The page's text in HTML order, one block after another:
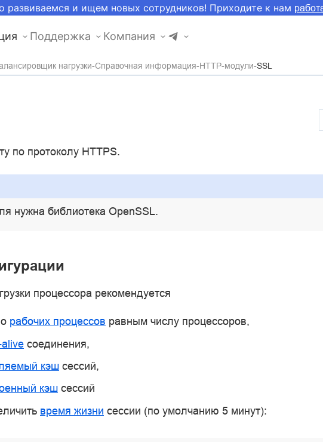
развиваемся и ищем новых сотрудников! Приходите к нам
Поддержка Компания
нагрузки Справочная информация HTTP-модули SSL
по протоколу HTTPS.
нужна библиотека OpenSSL.
процессора рекомендуется
рабочих процессов равным числу процессоров,
соединения,
кэш сессий,
кэш сессий
время жизни сессии (по умолчанию 5 минут):